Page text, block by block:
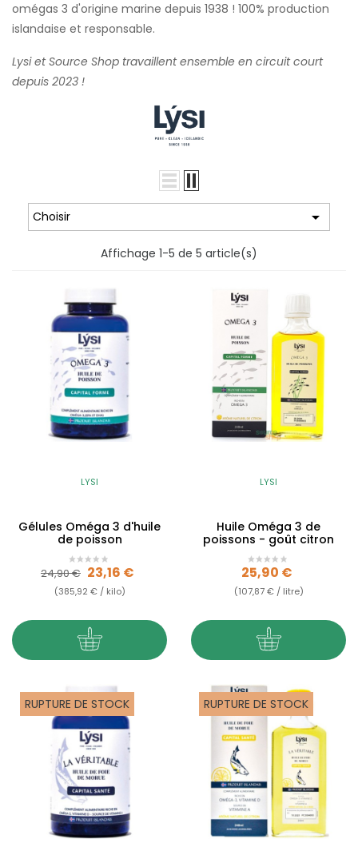
omégas 3 d'origine marine depuis 1938 ! 100% production
islandaise et responsable.
Lysi et Source Shop travaillent ensemble en circuit court
depuis 2023 !
Choisir 
Affichage 1-5 de 5 article(s)
LYSI
Gélules Oméga 3 d'huile
de poisson
Prix de base
24,90 € Prix
23,16 €
(385,92 € / kilo)
LYSI
Huile Oméga 3 de
poissons - goût citron
Prix
25,90 €
(107,87 € / litre)
RUPTURE DE STOCK RUPTURE DE STOCK